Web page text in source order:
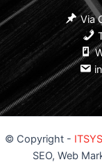
Via
© Copyright -
SEO, Web